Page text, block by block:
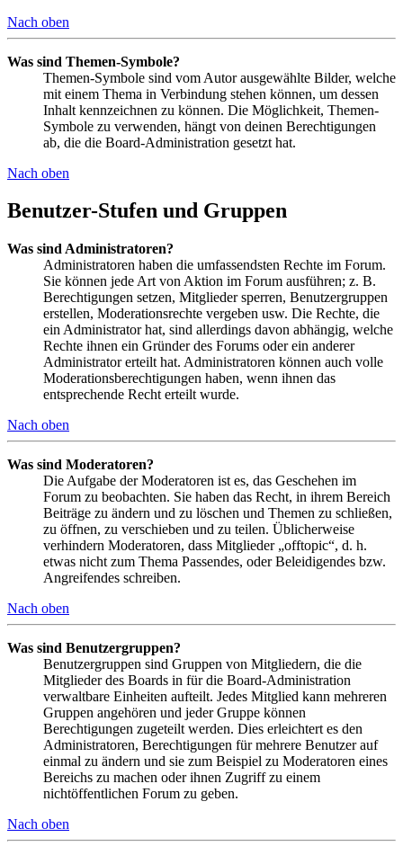
Nach oben
Was sind Themen-Symbole?
Themen-Symbole sind vom Autor ausgewählte Bilder, welche
mit einem Thema in Verbindung stehen können, um dessen
Inhalt kennzeichnen zu können. Die Möglichkeit, Themen-
Symbole zu verwenden, hängt von deinen Berechtigungen
ab, die die Board-Administration gesetzt hat.
Nach oben
Benutzer-Stufen und Gruppen
Was sind Administratoren?
Administratoren haben die umfassendsten Rechte im Forum.
Sie können jede Art von Aktion im Forum ausführen; z. B.
Berechtigungen setzen, Mitglieder sperren, Benutzergruppen
erstellen, Moderationsrechte vergeben usw. Die Rechte, die
ein Administrator hat, sind allerdings davon abhängig, welche
Rechte ihnen ein Gründer des Forums oder ein anderer
Administrator erteilt hat. Administratoren können auch volle
Moderationsberechtigungen haben, wenn ihnen das
entsprechende Recht erteilt wurde.
Nach oben
Was sind Moderatoren?
Die Aufgabe der Moderatoren ist es, das Geschehen im
Forum zu beobachten. Sie haben das Recht, in ihrem Bereich
Beiträge zu ändern und zu löschen und Themen zu schließen,
zu öffnen, zu verschieben und zu teilen. Üblicherweise
verhindern Moderatoren, dass Mitglieder „offtopic“, d. h.
etwas nicht zum Thema Passendes, oder Beleidigendes bzw.
Angreifendes schreiben.
Nach oben
Was sind Benutzergruppen?
Benutzergruppen sind Gruppen von Mitgliedern, die die
Mitglieder des Boards in für die Board-Administration
verwaltbare Einheiten aufteilt. Jedes Mitglied kann mehreren
Gruppen angehören und jeder Gruppe können
Berechtigungen zugeteilt werden. Dies erleichtert es den
Administratoren, Berechtigungen für mehrere Benutzer auf
einmal zu ändern und sie zum Beispiel zu Moderatoren eines
Bereichs zu machen oder ihnen Zugriff zu einem
nichtöffentlichen Forum zu geben.
Nach oben